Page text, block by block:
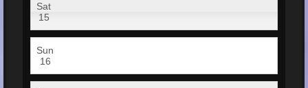
Sat
15
Sun
16